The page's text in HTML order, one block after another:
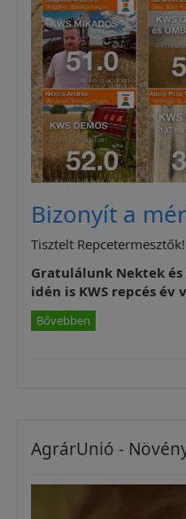
Bizonyít a
Tisztelt Repcetermesztők!
Gratulálunk Nektek
idén is KWS repcés év
Bővebben
AgrárUnió -